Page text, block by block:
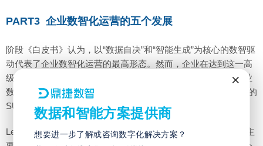
PART3 企业数智化运营的五个发展
阶段《白皮书》认为，以“数据自决”和“智能生成”为核心的数智驱
动代表了企业数智化运营的最高形态。然而，企业在达到这一高
级形态之前，需要经历多阶段的数智水平逐步提升。我们将企业
数智化运营分为五个发展阶段（Level 0 至Level 4），每一阶段的
SUPA环节在数智支持下逐步强化，推动企业实现深度变革。
Level 0：人的驱动Level 0是企业数智化运营的初始阶段，企业主
×
数据和智能方案提供商
想要进一步了解或咨询数字化解决方案？